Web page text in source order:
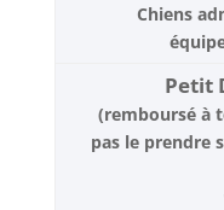
Chiens
Petit
(remboursé à
pas le prendre